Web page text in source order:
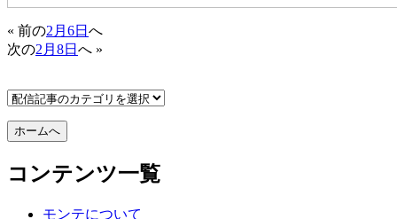
« 前の2月6日 へ
次の2月8日 へ »
コンテンツ一覧
モンテについて